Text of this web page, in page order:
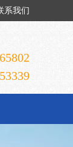
系我们